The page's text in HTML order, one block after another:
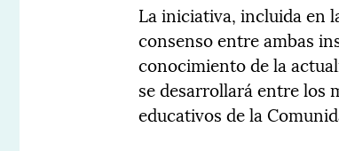
La iniciativa, incluida en
consenso entre ambas
conocimiento de la
se desarrollará entre los
educativos de la